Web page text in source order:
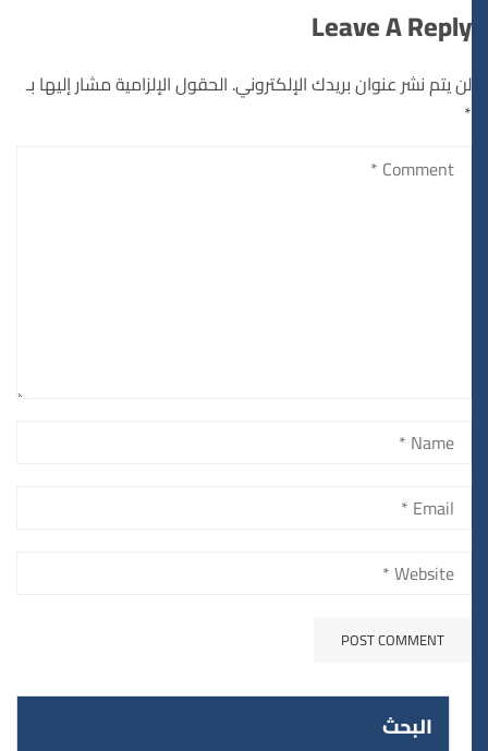
Leave A Reply
لن يتم نشر عنوان بريدك الإلكتروني. الحقول الإلزامية مشار إليها بـ
البحث